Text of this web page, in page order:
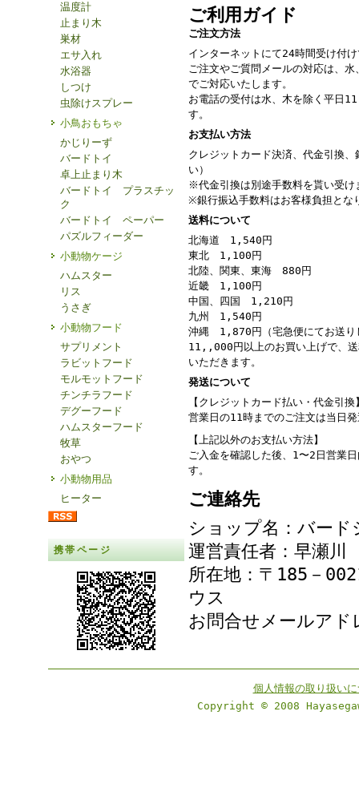
温度計
止まり木
巣材
エサ入れ
水浴器
しつけ
虫除けスプレー
小鳥おもちゃ
かじりーず
バードトイ
卓上止まり木
バードトイ プラスチッ
ク
バードトイ ペーパー
パズルフィーダー
小動物ケージ
ハムスター
リス
うさぎ
小動物フード
サプリメント
ラビットフード
モルモットフード
チンチラフード
デグーフード
ハムスターフード
牧草
おやつ
小動物用品
ヒーター
携帯ページ
ご利用ガイド
ご注文方法
インターネットにて24時間受け付
ご注文やご質問メールの対応は、水
でご対応いたします。
お電話の受付は水、木を除く平日
す。
お支払い方法
クレジットカード決済、代金引換、
い）
※代金引換は別途手数料を貰い受け
※銀行振込手数料はお客様負担とな
送料について
北海道 1,540円
東北 1,100円
北陸、関東、東海 880円
近畿 1,100円
中国、四国 1,210円
九州 1,540円
沖縄 1,870円（宅急便にてお送り
11,,000円以上のお買い上げで、送
いただきます。
発送について
【クレジットカード払い・代金引換
営業日の11時までのご注文は当日
【上記以外のお支払い方法】
ご入金を確認した後、1〜2日営業
す。
ご連絡先
ショップ名：バー
運営責任者：早瀬
所在地：〒185－
ウス
お問合せメールア
個人情報の取り扱い
Copyright © 2008